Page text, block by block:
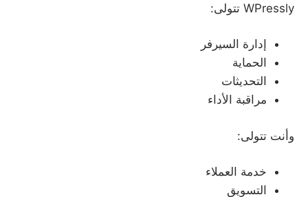
WPressly تتولى:
إدارة السيرفر
الحماية
التحديثات
مراقبة الأداء
وأنت تتولى:
خدمة العملاء
التسويق